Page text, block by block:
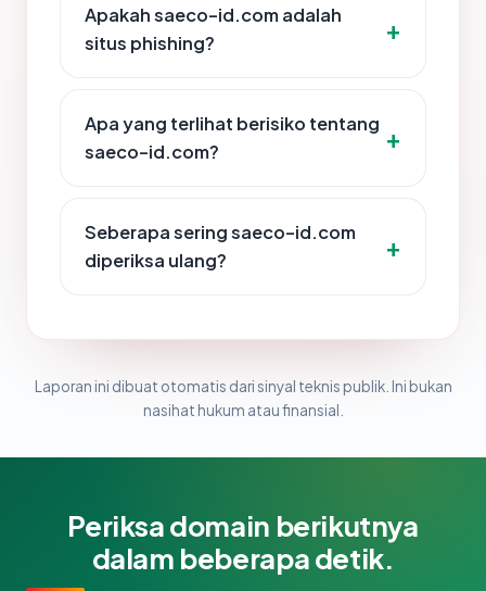
Apakah saeco-id.com adalah
situs phishing?
Apa yang terlihat berisiko tentang
saeco-id.com?
Seberapa sering saeco-id.com
diperiksa ulang?
Laporan ini dibuat otomatis dari sinyal teknis publik. Ini bukan
nasihat hukum atau finansial.
Periksa domain berikutnya
dalam beberapa detik.